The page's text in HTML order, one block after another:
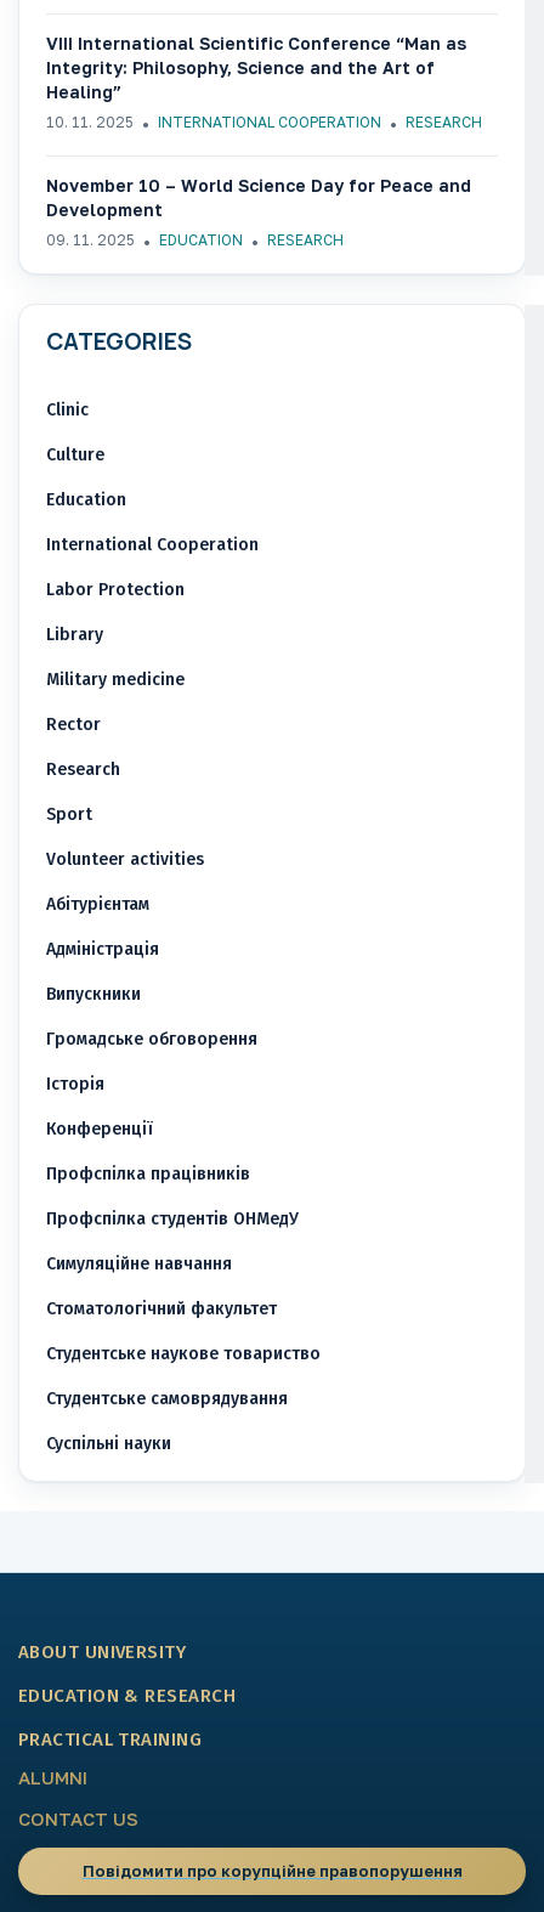
VIII International Scientific Conference “Man as
Integrity: Philosophy, Science and the Art of
Healing”
10. 11. 2025 INTERNATIONAL COOPERATION RESEARCH
November 10 – World Science Day for Peace and
Development
09. 11. 2025 EDUCATION RESEARCH
CATEGORIES
Clinic
Culture
Education
International Cooperation
Labor Protection
Library
Military medicine
Rector
Research
Sport
Volunteer activities
Абітурієнтам
Адміністрація
Випускники
Громадське обговорення
Історія
Конференції
Профспілка працівників
Профспілка студентів ОНМедУ
Симуляційне навчання
Стоматологічний факультет
Студентське наукове товариство
Студентське самоврядування
Суспільні науки
ABOUT UNIVERSITY
EDUCATION & RESEARCH
PRACTICAL TRAINING
ALUMNI
CONTACT US
Повідомити про корупційне правопорушення